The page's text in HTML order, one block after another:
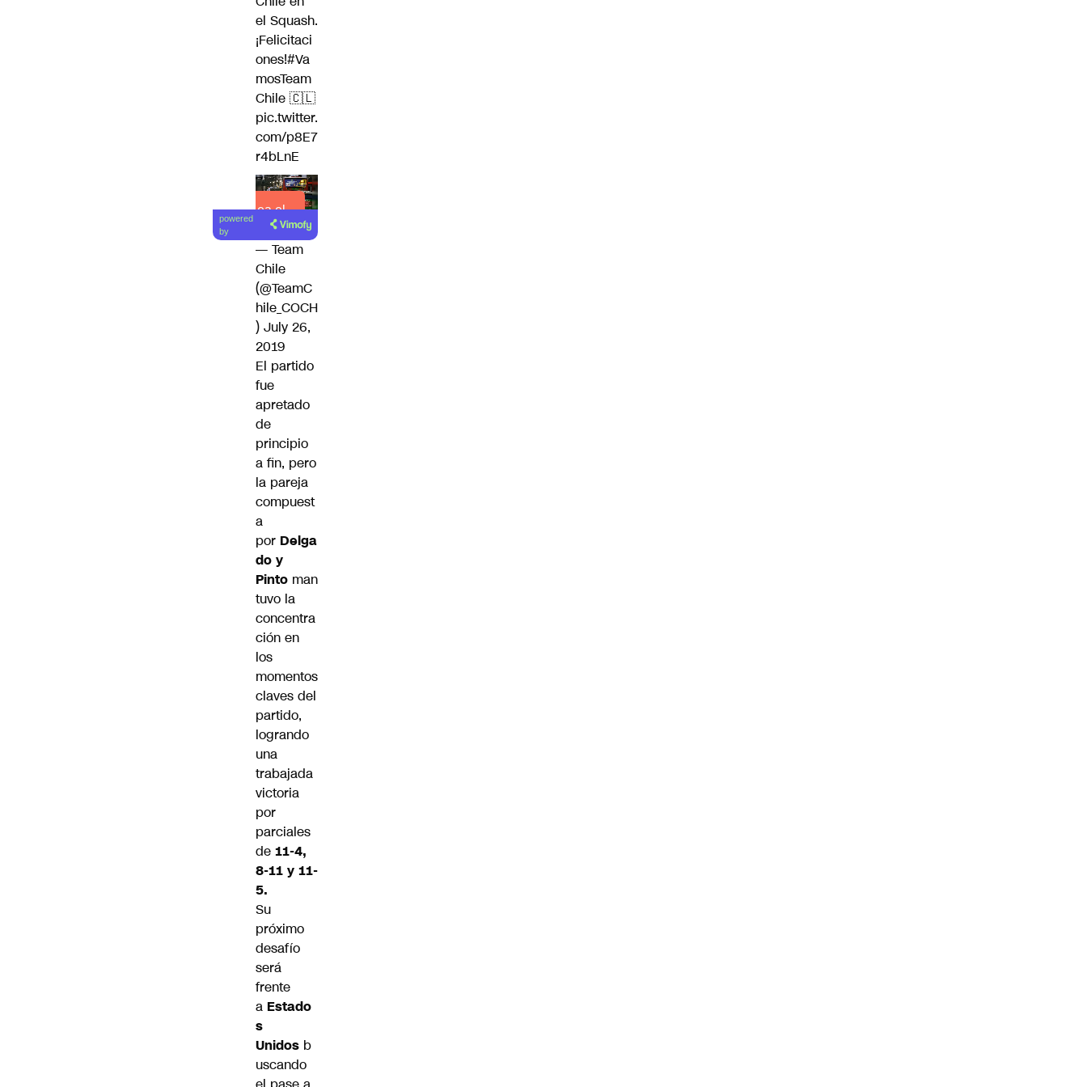
el Squash.
¡Felicitaci
ones!#Va
mosTeam
Chile 🇨🇱
pic.twitter.
com/p8E7
r4bLnE
Lea el
artículo
powered
by
— Team
Chile
(@TeamC
hile_COCH
) July 26,
2019
El partido
fue
apretado
de
principio
a fin, pero
la pareja
compuest
a
por Delga
do y
Pinto man
tuvo la
concentra
ción en
los
momentos
claves del
partido,
logrando
una
trabajada
victoria
por
parciales
de 11-4,
8-11 y 11-
5.
Su
próximo
desafío
será
frente
a Estado
s
Unidos b
uscando